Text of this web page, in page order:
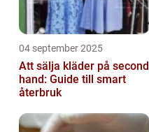
04 september 2025
Att sälja kläder på second
hand: Guide till smart
återbruk